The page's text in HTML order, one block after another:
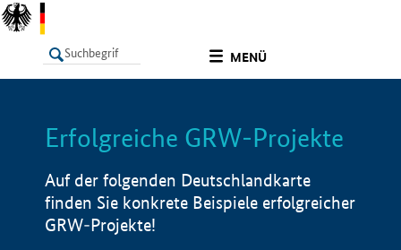
MENÜ
LISTE Info
Erfolgreiche GRW-Projekte
Auf der folgenden Deutschlandkarte
finden Sie konkrete Beispiele erfolgreicher
GRW-Projekte!